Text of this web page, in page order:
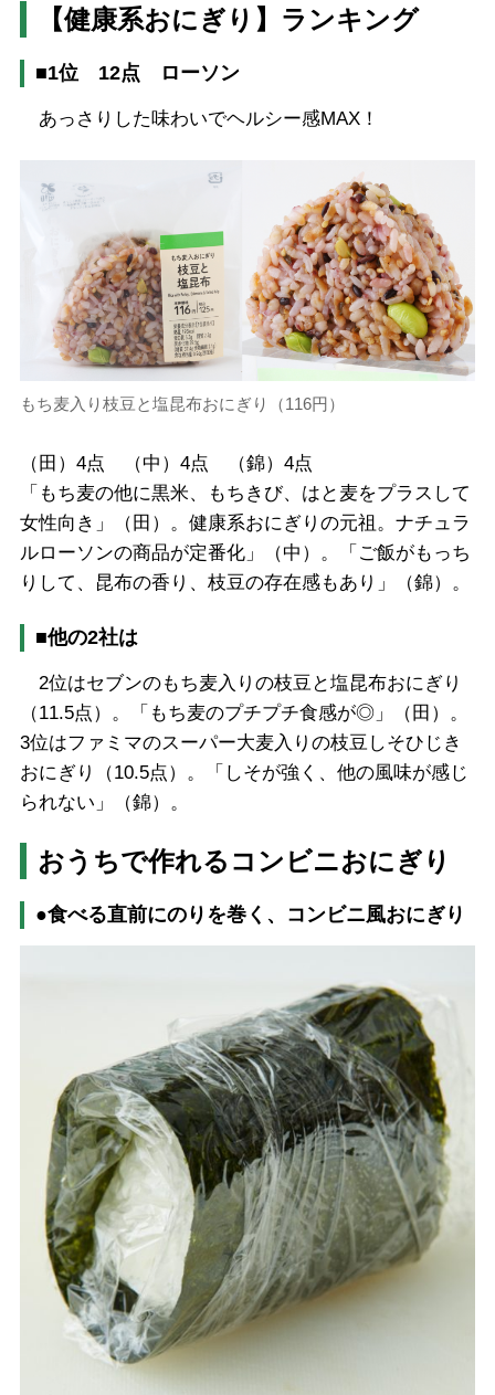
【健康系おにぎり】ランキング
■1位 12点 ローソン
あっさりした味わいでヘルシー感MAX！
もち麦入り枝豆と塩昆布おにぎり（116円）
（田）4点 （中）4点 （錦）4点
「もち麦の他に黒米、もちきび、はと麦をプラスして
女性向き」（田）。健康系おにぎりの元祖。ナチュラ
ルローソンの商品が定番化」（中）。「ご飯がもっち
りして、昆布の香り、枝豆の存在感もあり」（錦）。
■他の2社は
2位はセブンのもち麦入りの枝豆と塩昆布おにぎり
（11.5点）。「もち麦のプチプチ食感が◎」（田）。
3位はファミマのスーパー大麦入りの枝豆しそひじき
おにぎり（10.5点）。「しそが強く、他の風味が感じ
られない」（錦）。
おうちで作れるコンビニおにぎり
●食べる直前にのりを巻く、コンビニ風おにぎり